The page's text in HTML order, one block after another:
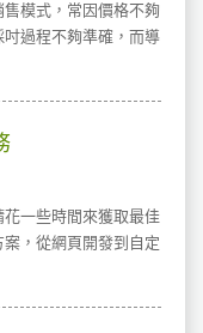
模式，常因價格不夠
過程不夠準確，而導
一些時間來獲取最佳
，從網頁開發到自定